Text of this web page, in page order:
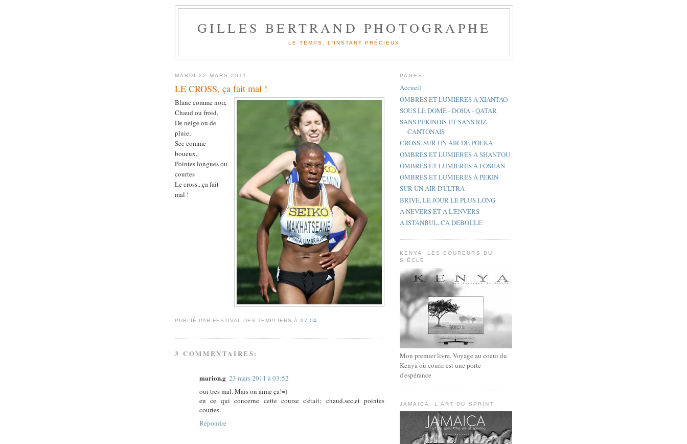
GILLES BERTRAND PHOTOGRAPHE
LE TEMPS, L'INSTANT PRÉCIEUX
MARDI 22 MARS 2011
LE CROSS, ça fait mal !
Blanc comme noir,
Chaud ou froid,
De neige ou de
pluie,
Sec comme
boueux,
Pointes longues ou
courtes
Le cross...ça fait
mal !
PUBLIÉ PAR FESTIVAL DES TEMPLIERS À 07:04
3 COMMENTAIRES:
marion.g 23 mars 2011 à 03:52
oui tres mal. Mais on aime ça!=)
en ce qui concerne cette course c'était; chaud,sec,et pointes
courtes.
Répondre
PAGES
Accueil
OMBRES ET LUMIERES A XIANTAO
SOUS LE DOME - DOHA - QATAR
SANS PEKINOIS ET SANS RIZ
CANTONAIS
CROSS, SUR UN AIR DE POLKA
OMBRES ET LUMIERES A SHANTOU
OMBRES ET LUMIERES A FOSHAN
OMBRES ET LUMIERES A PEKIN
SUR UN AIR D'ULTRA
BRIVE, LE JOUR LE PLUS LONG
A NEVERS ET A L'ENVERS
A ISTANBUL, CA DEBOULE
KENYA, LES COUREURS DU
SIÈCLE
Mon premier livre. Voyage au coeur du
Kenya où courir est une porte
d'espérance
JAMAICA, L'ART DU SPRINT